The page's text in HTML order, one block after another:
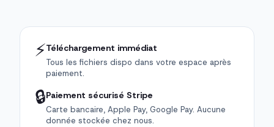
⚡Téléchargement immédiat
Tous les fichiers dispo dans votre espace après
paiement.
🔒Paiement sécurisé Stripe
Carte bancaire, Apple Pay, Google Pay. Aucune
donnée stockée chez nous.